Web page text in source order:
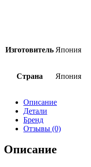
Изготовитель Япония
Страна Япония
Описание
Детали
Бренд
Отзывы (0)
Описание